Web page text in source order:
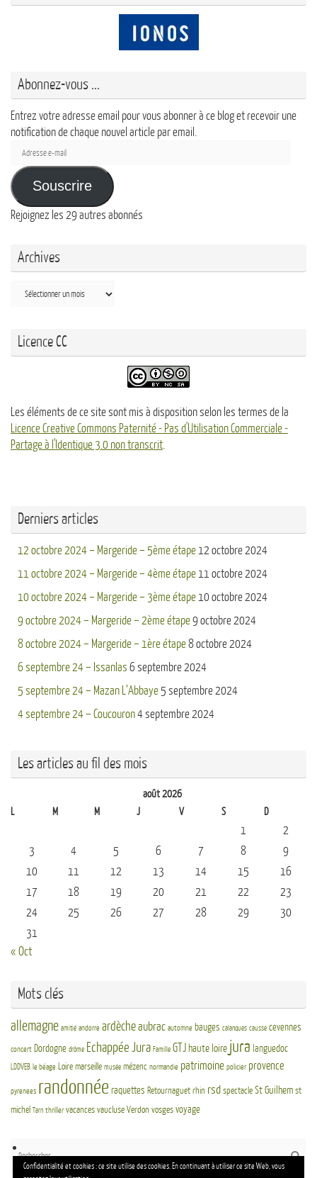
Abonnez-vous ...
Entrez votre adresse email pour vous abonner à ce blog et recevoir une
notification de chaque nouvel article par email.
Adresse
mail
Souscrire
Rejoignez les 29 autres abonnés
Archives
Archives
Licence CC
Les éléments de ce site sont mis à disposition selon les termes de la
Licence Creative Commons Paternité - Pas d'Utilisation Commerciale -
Partage à l'Identique 3.0 non transcrit.
Derniers articles
12 octobre 2024 – Margeride – 5ème étape12 octobre 2024
11 octobre 2024 – Margeride – 4ème étape11 octobre 2024
10 octobre 2024 – Margeride – 3ème étape10 octobre 2024
9 octobre 2024 – Margeride – 2ème étape9 octobre 2024
8 octobre 2024 – Margeride – 1ère étape8 octobre 2024
6 septembre 24 – Issanlas 6 septembre 2024
5 septembre 24 – Mazan L’Abbaye 5 septembre 2024
4 septembre 24 – Coucouron4 septembre 2024
Les articles au fil des mois
août 2026
L
M M J V S D
1
2
3
4 5 6 7 8
9
10
11 12 13 14 15
16
17
18 19 20 21 22
23
24
25 26 27 28 29
30
31
« Oct
Mots clés
allemagne amitié andorre ardècheaubrac automne bauges calanques causse cevennes
concert Dordogne drôme Echappée Jura Famille GTJ haute loire jura languedoc
LDDVEB le béage Loire marseille musée mézenc normandie patrimoine policier provence
pyrenees randonnée raquettes Retournaguet rhin rsd spectacle St Guilhem st
michel Tarn thriller vacances vaucluse Verdon vosges voyage
Confidentialité et cookies : ce site utilise des cookies. En continuant à utiliser ce site Web, vous